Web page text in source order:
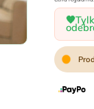
2600 zł.